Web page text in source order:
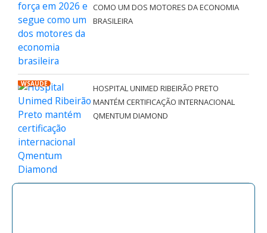
COMO UM DOS MOTORES DA ECONOMIA
BRASILEIRA
WSAÚDE
HOSPITAL UNIMED RIBEIRÃO PRETO
MANTÉM CERTIFICAÇÃO INTERNACIONAL
QMENTUM DIAMOND